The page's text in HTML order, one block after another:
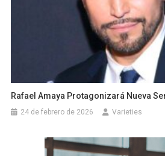
Rafael Amaya Protagonizará Nueva
24 de febrero de 2026 Varieties